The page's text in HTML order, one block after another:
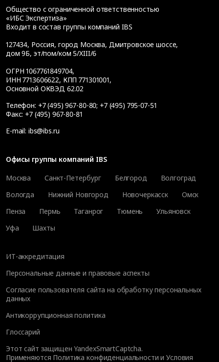
Общество с ограниченной ответственностью
«ИБС Экспертиза»
Входит в состав группы компаний IBS
127434, Россия, город Москва, Дмитровское шоссе,
дом 9Б, эт/пом/ком 5/XIII/6
ОГРН 1067761849704,
ИНН 7713606622, КПП 771301001,
Основной ОКВЭД 62.02
Телефон: +7 (495) 967-80-80; +7 (495) 795-07-51
Факс: +7 (495) 967-80-81
E-mail: ibs@ibs.ru
Офисы группы компаний IBS
Москва
Санкт-Петербург Белгород
Волгоград
Вологда
Нижний Новгород Новочеркасск
Омск
Пенза
Пермь Таганрог Тюмень
Ульяновск
Уфа
Шахты
ИТ-аккредитация
Персональные данные и правовые аспекты
Согласие пользователя сайта на обработку персональных
данных
Антикоррупционная политика
Глоссарий
Этот сайт защищен YandexSmartCaptcha.
Применяются Политика конфиденциальности иУсловия